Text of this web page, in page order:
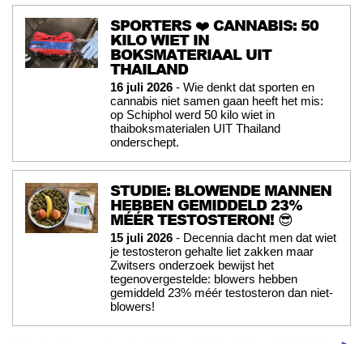
SPORTERS ❤️ CANNABIS: 50
KILO WIET IN
BOKSMATERIAAL UIT
THAILAND
16 juli 2026 - Wie denkt dat sporten en
cannabis niet samen gaan heeft het mis:
op Schiphol werd 50 kilo wiet in
thaiboksmaterialen UIT Thailand
onderschept.
STUDIE: BLOWENDE MANNEN
HEBBEN GEMIDDELD 23%
MÉÉR TESTOSTERON! 😎
15 juli 2026 - Decennia dacht men dat wiet
je testosteron gehalte liet zakken maar
Zwitsers onderzoek bewijst het
tegenovergestelde: blowers hebben
gemiddeld 23% méér testosteron dan niet-
blowers!